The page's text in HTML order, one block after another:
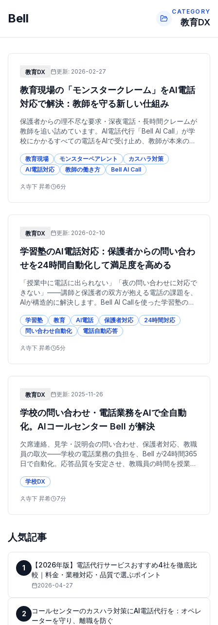
Bell CATEGORY
教育DX
教育DX 更新: 2026-02-27
教育現場の「モンスタークレーム」をAI電話
対応で解決：教師を守る新しい仕組み
保護者からの理不尽な要求・深夜電話・長時間クレームが
教師を追い詰めています。AI電話代行「Bell AI Call」が学
校にかかるすべての電話をAIで受け止め、教師が本来の教
ラ対策の最新アプローチを解説。
教育現場 モンスターペアレント
カスハラ対策
AI電話対応
教師の働き方 Bell AI Call
寺下 昇希 6分
教育DX 更新: 2026-02-10
学習塾のAI電話対応：保護者からの問い合わ
せを24時間自動化して満足度を高める
「授業中に電話に出られない」「夜の問い合わせに対応で
きない」——講師と保護者の双方が抱える電話の課題を、
AIが構造的に解決します。Bell AI Callを使った学習塾の電
学習塾 教育 AI電話 保護者対応
24時間対応
問い合わせ自動化
電話自動応答
寺下 昇希 5分
教育DX 更新: 2025-11-26
学校の問い合わせ・電話業務をAIで全自動
化。AIコールセンター Bell が解決
欠席連絡、見学・説明会の問い合わせ、保護者対応、教職
員の取次——学校の電話業務の負担を、Bell が24時間365
日で自動化。応答品質を安定させ、教職員の時間を授業・
学校DX
寺下 昇希 7分
人気記事
1
【2026年版】電話代行サービスおすすめ4社を徹底比
較｜料金・業種対応・品質で選ぶポイント
2026-04-27
2
コールセンターのカスハラ対策にAI電話代行を：オペレ
ーターを守り、離職を防ぐ